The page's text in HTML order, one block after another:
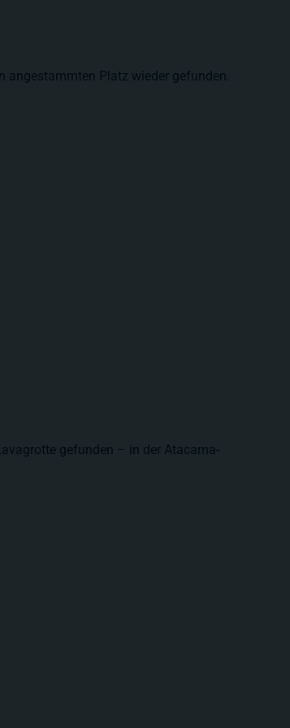
angestammten Platz wieder gefunden.
gefunden – in der Atacama-